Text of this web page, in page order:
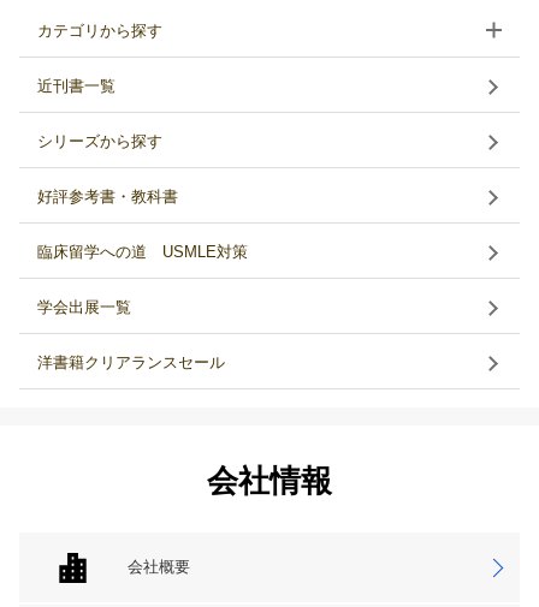
カテゴリから探す
近刊書一覧
シリーズから探す
好評参考書・教科書
臨床留学への道 USMLE対策
学会出展一覧
洋書籍クリアランスセール
会社情報
会社概要